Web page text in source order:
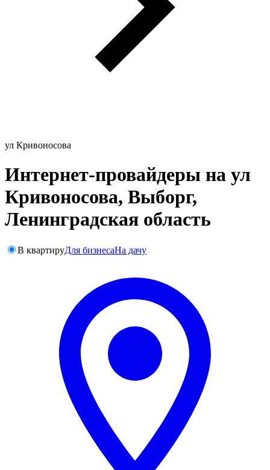
ул Кривоносова
Интернет-провайдеры на ул
Кривоносова, Выборг,
Ленинградская область
В квартируДля бизнесаНа дачу